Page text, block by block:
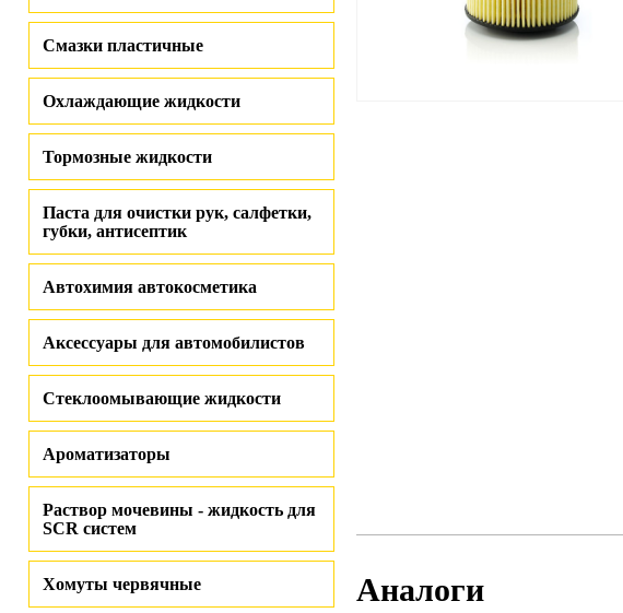
Смазки пластичные
Охлаждающие жидкости
Тормозные жидкости
Паста для очистки рук, салфетки,
губки, антисептик
Автохимия автокосметика
Аксессуары для автомобилистов
Стеклоомывающие жидкости
Ароматизаторы
Раствор мочевины - жидкость для
SCR систем
Хомуты червячные Аналоги